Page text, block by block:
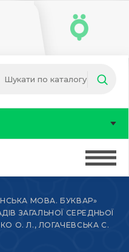
Шукати по каталогу
МОВА. БУКВАР»
ЗАГАЛЬНОЇ СЕРЕДНЬОЇ
О. Л., ЛОГАЧЕВСЬКА С.